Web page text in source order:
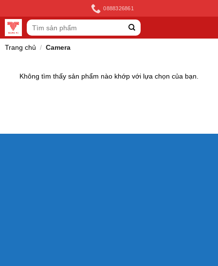
to
content
0888326861
Tìm
kiếm:
Trang chủ / Camera
Không tìm thấy sản phẩm nào khớp với lựa chọn của bạn.